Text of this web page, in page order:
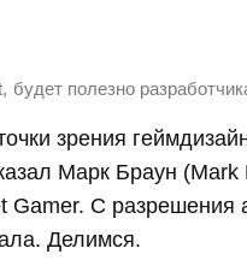
, будет полезно
зрения
Марк Браун
Gamer. С разрешения
Делимся.